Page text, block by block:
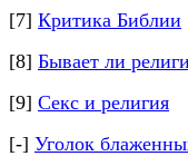
[7] Критика Библии
[8] Бывает ли
[9] Секс и религия
[-] Уголок